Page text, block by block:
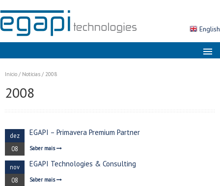
English
Serviços
Notícias
Contactos
Início / Notícias / 2008
2008
dez
08
EGAPI – Primavera Premium Partner
Saber mais
nov
08
EGAPI Technologies & Consulting
Saber mais